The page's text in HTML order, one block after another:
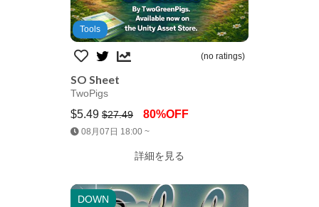
Tools
(no ratings)
SO Sheet
TwoPigs
$5.49 $27.49 80%OFF
08月07日 18:00 ~
詳細を見る
DOWN
Jump AssetStore